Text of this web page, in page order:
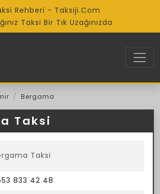
Rehberi - Taksiji.Com
Taksi Bir Tık Uzağınızda
Bergama
Taksi
Taksi
833 42 48